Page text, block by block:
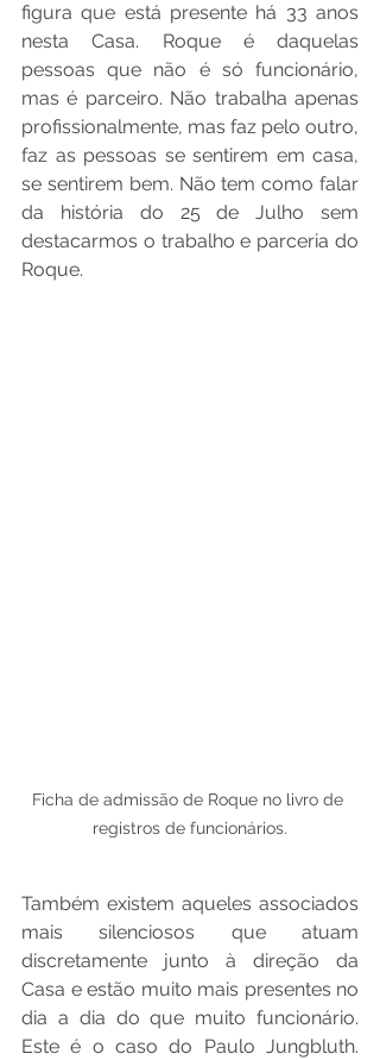
figura que está presente há 33 anos
nesta Casa. Roque é daquelas
pessoas que não é só funcionário,
mas é parceiro. Não trabalha apenas
profissionalmente, mas faz pelo outro,
faz as pessoas se sentirem em casa,
se sentirem bem. Não tem como falar
da história do 25 de Julho sem
destacarmos o trabalho e parceria do
Roque.
Ficha de admissão de Roque no livro de
registros de funcionários.
Também existem aqueles associados
mais silenciosos que atuam
discretamente junto à direção da
Casa e estão muito mais presentes no
dia a dia do que muito funcionário.
Este é o caso do Paulo Jungbluth.